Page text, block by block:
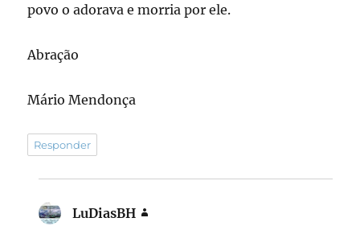
povo o adorava e morria por ele.
Abração
Mário Mendonça
Responder
LuDiasBH